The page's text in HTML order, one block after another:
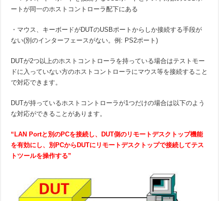
ートが同一のホストコントローラ配下にある
・マウス、キーボードがDUTのUSBポートからしか接続する手段が
ない(別のインターフェースがない。例: PS2ポート)
DUTが2つ以上のホストコントローラを持っている場合はテストモー
ドに入っていない方のホストコントローラにマウス等を接続すること
で対応できます。
DUTが持っているホストコントローラが1つだけの場合は以下のよう
な対応ができることがあります。
“LAN Portと別のPCを接続し、 DUT側のリモートデスクトップ機能
を有効にし、別 PCから DUTにリモートデスクトップで接続してテス
トツールを操作する”